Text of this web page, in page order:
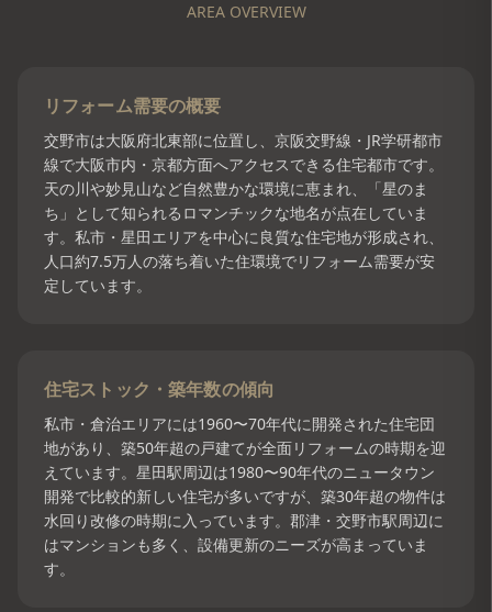
AREA OVERVIEW
リフォーム需要の概要
交野市は大阪府北東部に位置し、京阪交野線・JR学研都市
線で大阪市内・京都方面へアクセスできる住宅都市です。
天の川や妙見山など自然豊かな環境に恵まれ、「星のま
ち」として知られるロマンチックな地名が点在していま
す。私市・星田エリアを中心に良質な住宅地が形成され、
人口約7.5万人の落ち着いた住環境でリフォーム需要が安
定しています。
住宅ストック・築年数の傾向
私市・倉治エリアには1960〜70年代に開発された住宅団
地があり、築50年超の戸建てが全面リフォームの時期を迎
えています。星田駅周辺は1980〜90年代のニュータウン
開発で比較的新しい住宅が多いですが、築30年超の物件は
水回り改修の時期に入っています。郡津・交野市駅周辺に
はマンションも多く、設備更新のニーズが高まっていま
す。